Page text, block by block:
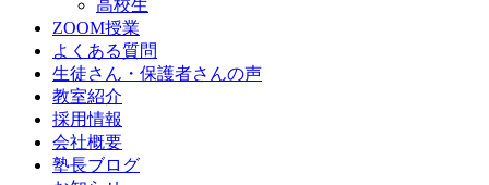
高校生
ZOOM授業
よくある質問
生徒さん・保護者さんの声
教室紹介
採用情報
会社概要
塾長ブログ